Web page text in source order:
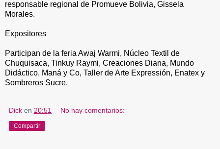
responsable regional de Promueve Bolivia, Gissela
Morales.
Expositores
Participan de la feria Awaj Warmi, Núcleo Textil de
Chuquisaca, Tinkuy Raymi, Creaciones Diana, Mundo
Didáctico, Maná y Co, Taller de Arte Expressión, Enatex y
Sombreros Sucre.
Dick en 20:51 No hay comentarios:
Compartir